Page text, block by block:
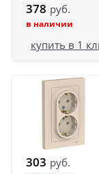
378 руб.
в наличии
купить в 1
303 руб.